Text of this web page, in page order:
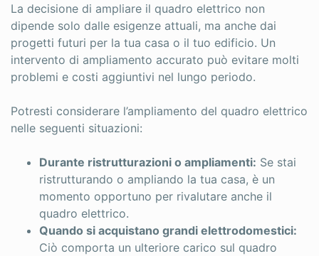
La decisione di ampliare il quadro elettrico non
dipende solo dalle esigenze attuali, ma anche dai
progetti futuri per la tua casa o il tuo edificio. Un
intervento di ampliamento accurato può evitare molti
problemi e costi aggiuntivi nel lungo periodo.
Potresti considerare l’ampliamento del quadro elettrico
nelle seguenti situazioni:
Durante ristrutturazioni o ampliamenti: Se stai
ristrutturando o ampliando la tua casa, è un
momento opportuno per rivalutare anche il
quadro elettrico.
Quando si acquistano grandi elettrodomestici:
Ciò comporta un ulteriore carico sul quadro